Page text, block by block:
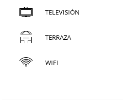
TELEVISIÓN
TERRAZA
WIFI